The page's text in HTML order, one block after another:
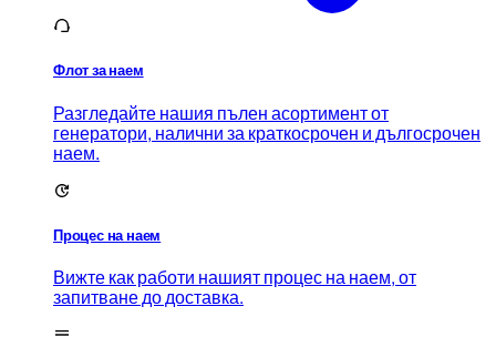
Флот за наем
Разгледайте нашия пълен асортимент от
генератори, налични за краткосрочен и дългосрочен
наем.
Процес на наем
Вижте как работи нашият процес на наем, от
запитване до доставка.